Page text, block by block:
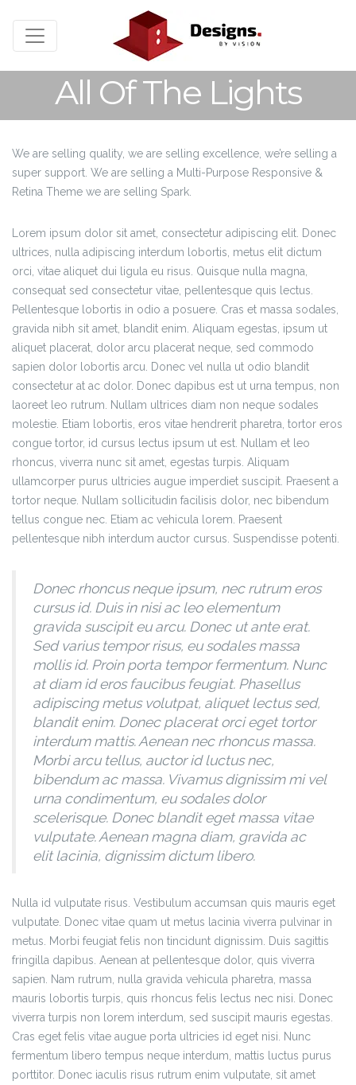
All Of The Lights
We are selling quality, we are selling excellence, we’re selling a
super support. We are selling a Multi-Purpose Responsive &
Retina Theme we are selling Spark.
Lorem ipsum dolor sit amet, consectetur adipiscing elit. Donec
ultrices, nulla adipiscing interdum lobortis, metus elit dictum
orci, vitae aliquet dui ligula eu risus. Quisque nulla magna,
consequat sed consectetur vitae, pellentesque quis lectus.
Pellentesque lobortis in odio a posuere. Cras et massa sodales,
gravida nibh sit amet, blandit enim. Aliquam egestas, ipsum ut
aliquet placerat, dolor arcu placerat neque, sed commodo
sapien dolor lobortis arcu. Donec vel nulla ut odio blandit
consectetur at ac dolor. Donec dapibus est ut urna tempus, non
laoreet leo rutrum. Nullam ultrices diam non neque sodales
molestie. Etiam lobortis, eros vitae hendrerit pharetra, tortor eros
congue tortor, id cursus lectus ipsum ut est. Nullam et leo
rhoncus, viverra nunc sit amet, egestas turpis. Aliquam
ullamcorper purus ultricies augue imperdiet suscipit. Praesent a
tortor neque. Nullam sollicitudin facilisis dolor, nec bibendum
tellus congue nec. Etiam ac vehicula lorem. Praesent
pellentesque nibh interdum auctor cursus. Suspendisse potenti.
Donec rhoncus neque ipsum, nec rutrum eros
cursus id. Duis in nisi ac leo elementum
gravida suscipit eu arcu. Donec ut ante erat.
Sed varius tempor risus, eu sodales massa
mollis id. Proin porta tempor fermentum. Nunc
at diam id eros faucibus feugiat. Phasellus
adipiscing metus volutpat, aliquet lectus sed,
blandit enim. Donec placerat orci eget tortor
interdum mattis. Aenean nec rhoncus massa.
Morbi arcu tellus, auctor id luctus nec,
bibendum ac massa. Vivamus dignissim mi vel
urna condimentum, eu sodales dolor
scelerisque. Donec blandit eget massa vitae
vulputate. Aenean magna diam, gravida ac
elit lacinia, dignissim dictum libero.
Nulla id vulputate risus. Vestibulum accumsan quis mauris eget
vulputate. Donec vitae quam ut metus lacinia viverra pulvinar in
metus. Morbi feugiat felis non tincidunt dignissim. Duis sagittis
fringilla dapibus. Aenean at pellentesque dolor, quis viverra
sapien. Nam rutrum, nulla gravida vehicula pharetra, massa
mauris lobortis turpis, quis rhoncus felis lectus nec nisi. Donec
viverra turpis non lorem interdum, sed suscipit mauris egestas.
Cras eget felis vitae augue porta ultricies id eget nisi. Nunc
fermentum libero tempus neque interdum, mattis luctus purus
porttitor. Donec iaculis risus rutrum enim vulputate, sit amet